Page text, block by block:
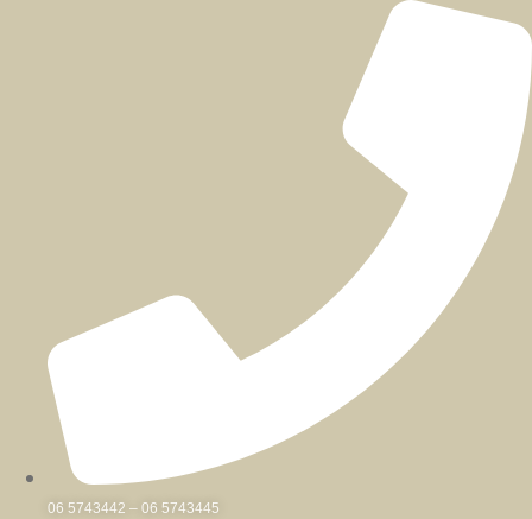
06 5743442 – 06 5743445